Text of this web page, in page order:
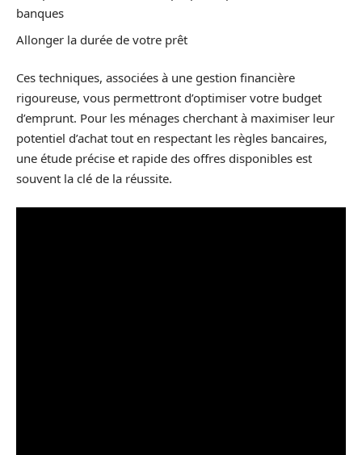
banques
Allonger la durée de votre prêt
Ces techniques, associées à une gestion financière
rigoureuse, vous permettront d’optimiser votre budget
d’emprunt. Pour les ménages cherchant à maximiser leur
potentiel d’achat tout en respectant les règles bancaires,
une étude précise et rapide des offres disponibles est
souvent la clé de la réussite.